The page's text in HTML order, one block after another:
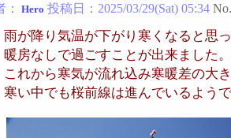
Hero 投稿日： 2025/03/29(Sat) 05:34 No.
雨が降り気温が下がり寒くなると思
暖房なしで過ごすことが出来ました。
これから寒気が流れ込み寒暖差の大
寒い中でも桜前線は進んでいるよう